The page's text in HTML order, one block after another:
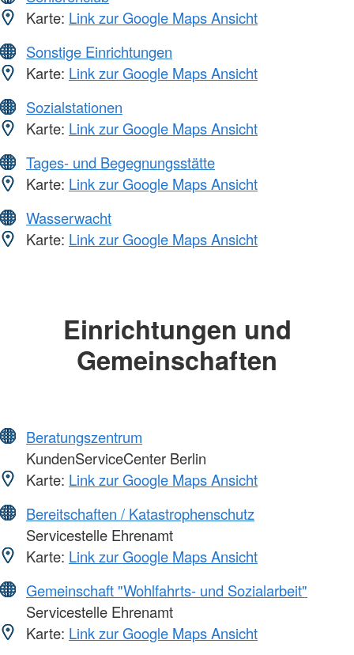
Karte: Link zur Google Maps Ansicht
Sonstige Einrichtungen
Karte: Link zur Google Maps Ansicht
Sozialstationen
Karte: Link zur Google Maps Ansicht
Tages- und Begegnungsstätte
Karte: Link zur Google Maps Ansicht
Wasserwacht
Karte: Link zur Google Maps Ansicht
Einrichtungen und
Gemeinschaften
Beratungszentrum
KundenServiceCenter Berlin
Karte: Link zur Google Maps Ansicht
Bereitschaften / Katastrophenschutz
Servicestelle Ehrenamt
Karte: Link zur Google Maps Ansicht
Gemeinschaft "Wohlfahrts- und Sozialarbeit"
Servicestelle Ehrenamt
Karte: Link zur Google Maps Ansicht